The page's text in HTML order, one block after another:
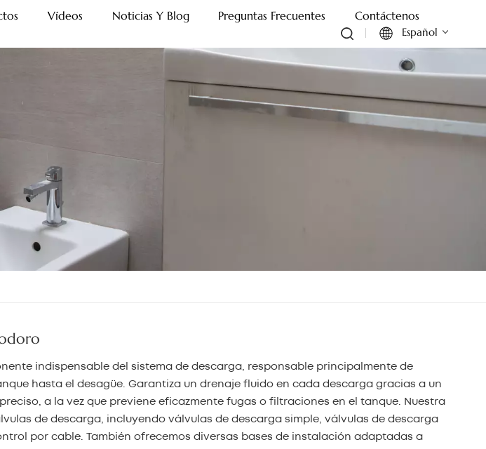
Vídeos Noticias Y Blog Preguntas Frecuentes Contáctenos
Español
Français
indispensable del sistema de descarga, responsable principalmente de
hasta el desagüe. Garantiza un drenaje fluido en cada descarga gracias a un
a la vez que previene eficazmente fugas o filtraciones en el tanque. Nuestra
de descarga, incluyendo válvulas de descarga simple, válvulas de descarga
por cable. También ofrecemos diversas bases de instalación adaptadas a